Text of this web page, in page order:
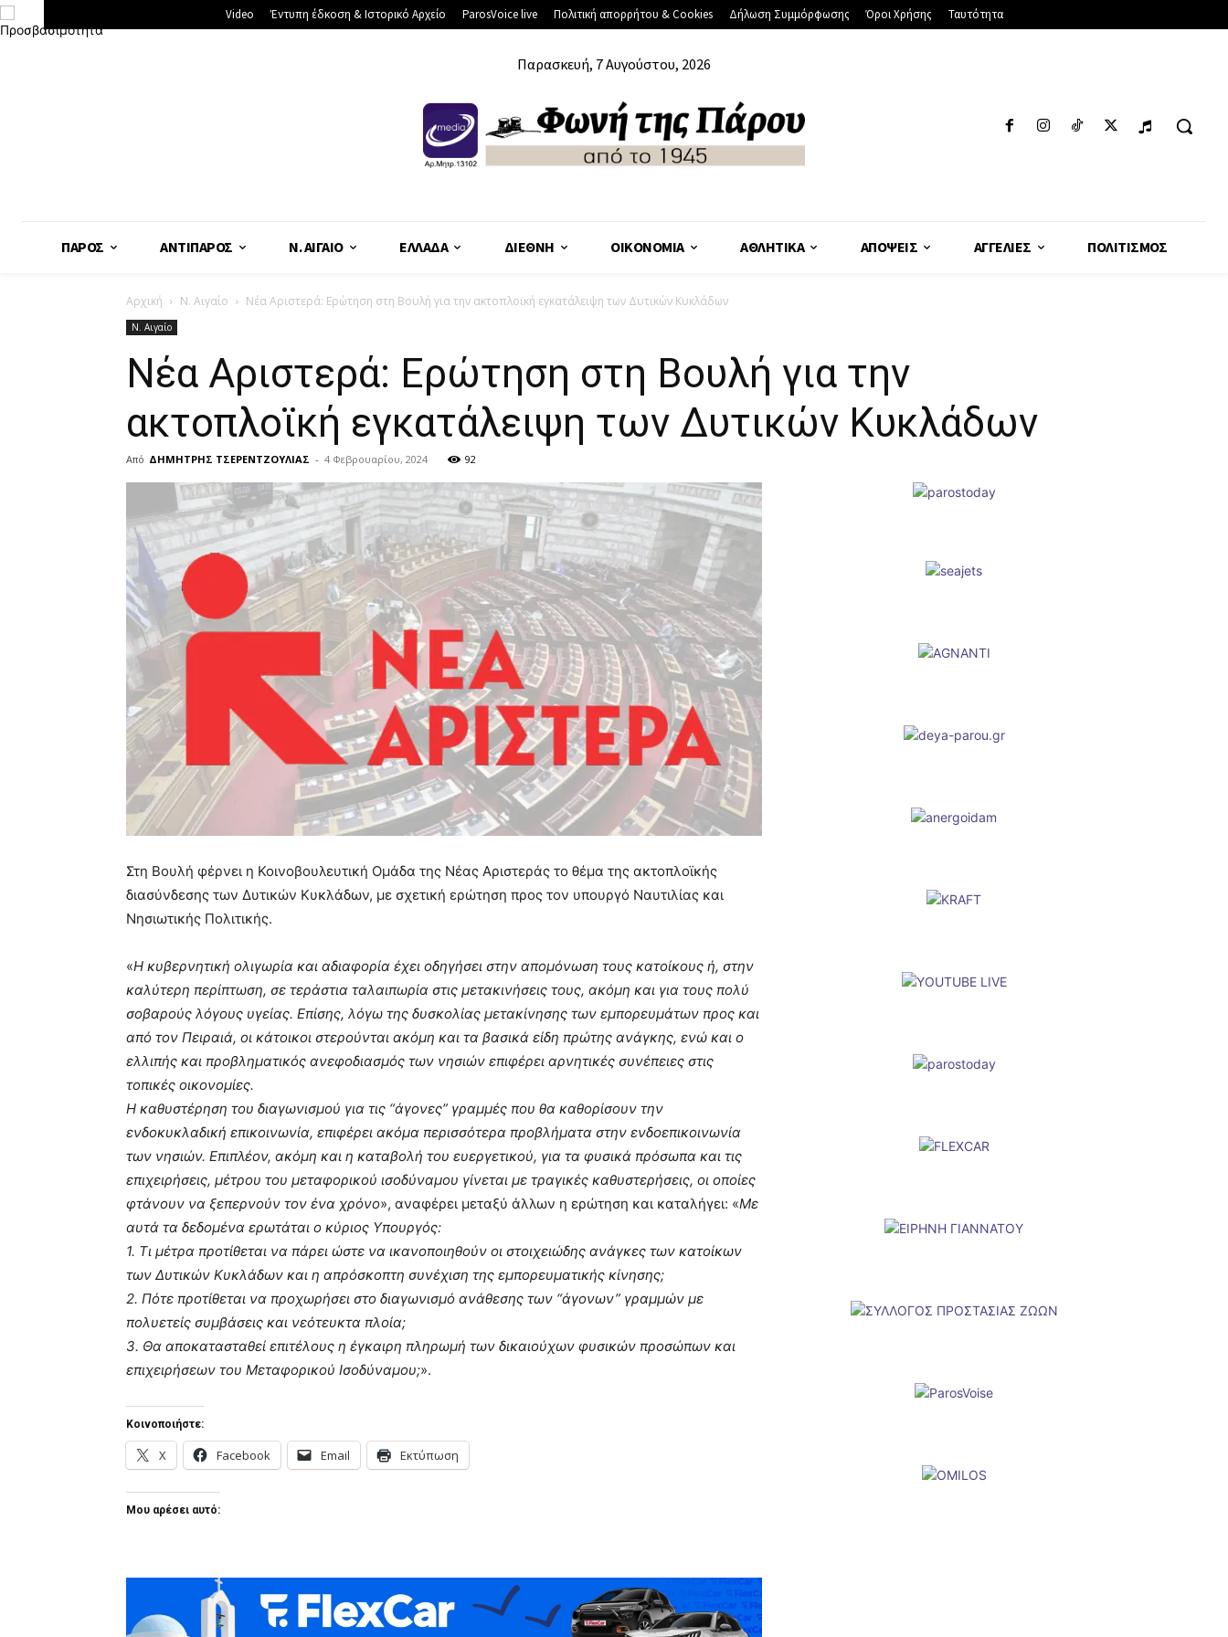
Video Έντυπη έδκοση & Ιστορικό Αρχείο ParosVoice live Πολιτική απορρήτου & Cookies Δήλωση Συμμόρφωσης Όροι Χρήσης Ταυτότητα
Παρασκευή, 7 Αυγούστου, 2026
ΠΆΡΟΣ ΑΝΤΊΠΑΡΟΣ Ν. ΑΙΓΑΊΟ ΕΛΛΆΔΑ ΔΙΕΘΝΉ ΟΙΚΟΝΟΜΊΑ ΑΘΛΗΤΙΚΆ ΑΠΌΨΕΙΣ ΑΓΓΕΛΊΕΣ ΠΟΛΙΤΙΣΜΌΣ
Αρχική Ν. Αιγαίο Νέα Αριστερά: Ερώτηση στη Βουλή για την ακτοπλοϊκή εγκατάλειψη των Δυτικών Κυκλάδων
Ν. Αιγαίο
Νέα Αριστερά: Ερώτηση στη Βουλή για την
ακτοπλοϊκή εγκατάλειψη των Δυτικών Κυκλάδων
Από ΔΗΜΗΤΡΗΣ ΤΣΕΡΕΝΤΖΟΥΛΙΑΣ - 4 Φεβρουαρίου, 2024 92
Στη Βουλή φέρνει η Κοινοβουλευτική Ομάδα της Νέας Αριστεράς το θέμα της ακτοπλοϊκής
διασύνδεσης των Δυτικών Κυκλάδων, με σχετική ερώτηση προς τον υπουργό Ναυτιλίας και
Νησιωτικής Πολιτικής.
«Η κυβερνητική ολιγωρία και αδιαφορία έχει οδηγήσει στην απομόνωση τους κατοίκους ή, στην
καλύτερη περίπτωση, σε τεράστια ταλαιπωρία στις μετακινήσεις τους, ακόμη και για τους πολύ
σοβαρούς λόγους υγείας. Επίσης, λόγω της δυσκολίας μετακίνησης των εμπορευμάτων προς και
από τον Πειραιά, οι κάτοικοι στερούνται ακόμη και τα βασικά είδη πρώτης ανάγκης, ενώ και ο
ελλιπής και προβληματικός ανεφοδιασμός των νησιών επιφέρει αρνητικές συνέπειες στις
τοπικές οικονομίες.
Η καθυστέρηση του διαγωνισμού για τις “άγονες” γραμμές που θα καθορίσουν την
ενδοκυκλαδική επικοινωνία, επιφέρει ακόμα περισσότερα προβλήματα στην ενδοεπικοινωνία
των νησιών. Επιπλέον, ακόμη και η καταβολή του ευεργετικού, για τα φυσικά πρόσωπα και τις
επιχειρήσεις, μέτρου του μεταφορικού ισοδύναμου γίνεται με τραγικές καθυστερήσεις, οι οποίες
φτάνουν να ξεπερνούν τον ένα χρόνο», αναφέρει μεταξύ άλλων η ερώτηση και καταλήγει: «Με
αυτά τα δεδομένα ερωτάται ο κύριος Υπουργός:
1. Τι μέτρα προτίθεται να πάρει ώστε να ικανοποιηθούν οι στοιχειώδης ανάγκες των κατοίκων
των Δυτικών Κυκλάδων και η απρόσκοπτη συνέχιση της εμπορευματικής κίνησης;
2. Πότε προτίθεται να προχωρήσει στο διαγωνισμό ανάθεσης των “άγονων” γραμμών με
πολυετείς συμβάσεις και νεότευκτα πλοία;
3. Θα αποκατασταθεί επιτέλους η έγκαιρη πληρωμή των δικαιούχων φυσικών προσώπων και
επιχειρήσεων του Μεταφορικού Ισοδύναμου;».
Κοινοποιήστε:
X Facebook Email Εκτύπωση
Μου αρέσει αυτό: